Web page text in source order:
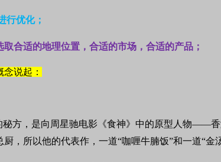
行优化；
合适的地理位置，合适的市场，合适的产品；
说起：
秘方，是向周星驰电影《食神》中的原型人物——
，所以他的代表作，一道“咖喱牛腩饭”和一道“金